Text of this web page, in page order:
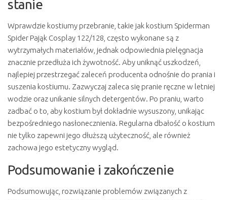
stanie
Wprawdzie kostiumy przebranie, takie jak kostium Spiderman
Spider Pająk Cosplay 122/128, często wykonane są z
wytrzymałych materiałów, jednak odpowiednia pielęgnacja
znacznie przedłuża ich żywotność. Aby uniknąć uszkodzeń,
najlepiej przestrzegać zaleceń producenta odnośnie do prania i
suszenia kostiumu. Zazwyczaj zaleca się pranie ręczne w letniej
wodzie oraz unikanie silnych detergentów. Po praniu, warto
zadbać o to, aby kostium był dokładnie wysuszony, unikając
bezpośredniego nasłonecznienia. Regularna dbałość o kostium
nie tylko zapewni jego dłuższą użyteczność, ale również
zachowa jego estetyczny wygląd.
Podsumowanie i zakończenie
Podsumowując, rozwiązanie problemów związanych z